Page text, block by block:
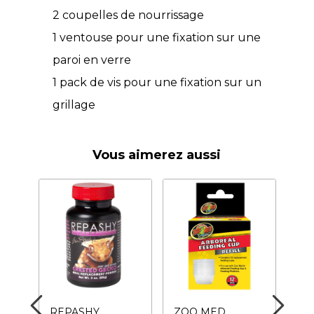
2 coupelles de nourrissage
1 ventouse pour une fixation sur une
paroi en verre
1 pack de vis pour une fixation sur un
grillage
Vous aimerez aussi